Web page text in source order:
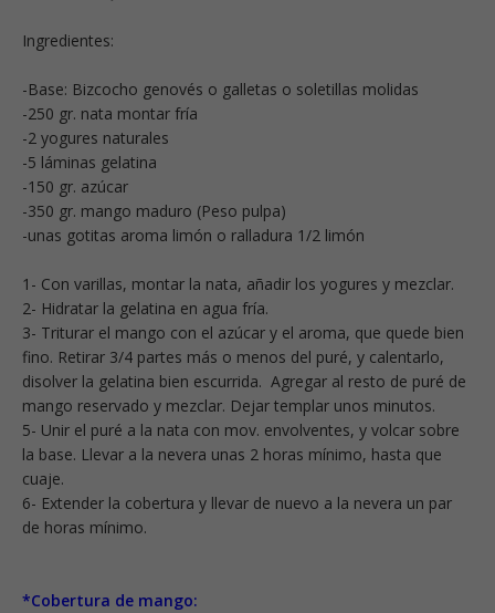
Ingredientes:
-Base: Bizcocho genovés o galletas o soletillas molidas
-250 gr. nata montar fría
-2 yogures naturales
-5 láminas gelatina
-150 gr. azúcar
-350 gr. mango maduro (Peso pulpa)
-unas gotitas aroma limón o ralladura 1/2 limón
1- Con varillas, montar la nata, añadir los yogures y mezclar.
2- Hidratar la gelatina en agua fría.
3- Triturar el mango con el azúcar y el aroma, que quede bien
fino. Retirar 3/4 partes más o menos del puré, y calentarlo,
disolver la gelatina bien escurrida. Agregar al resto de puré de
mango reservado y mezclar. Dejar templar unos minutos.
5- Unir el puré a la nata con mov. envolventes, y volcar sobre
la base. Llevar a la nevera unas 2 horas mínimo, hasta que
cuaje.
6- Extender la cobertura y llevar de nuevo a la nevera un par
de horas mínimo.
*Cobertura de mango: